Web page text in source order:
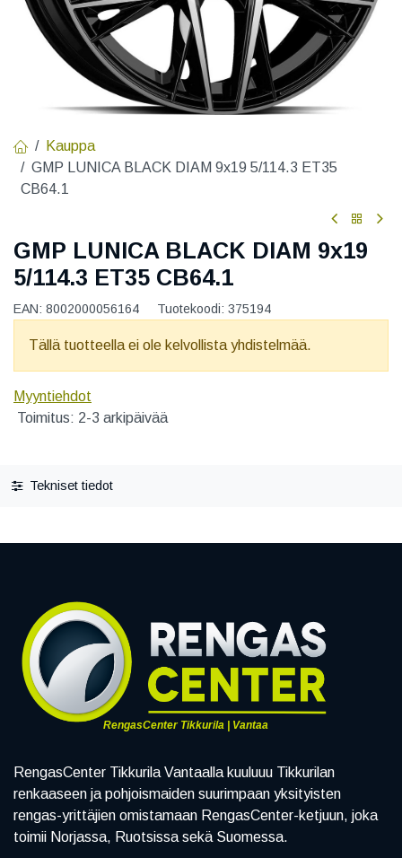
Kauppa
GMP LUNICA BLACK DIAM 9x19 5/114.3 ET35
CB64.1
GMP LUNICA BLACK DIAM 9x19
5/114.3 ET35 CB64.1
EAN: 8002000056164 Tuotekoodi: 375194
Tällä tuotteella ei ole kelvollista yhdistelmää.
Myyntiehdot
Toimitus: 2-3 arkipäivää
Tekniset tiedot
RengasCenter Tikkurila | Vantaa
RengasCenter Tikkurila Vantaalla kuuluuu Tikkurilan
renkaaseen ja pohjoismaiden suurimpaan yksityisten
rengas-yrittäjien omistamaan RengasCenter-ketjuun, joka
toimii Norjassa, Ruotsissa sekä Suomessa.